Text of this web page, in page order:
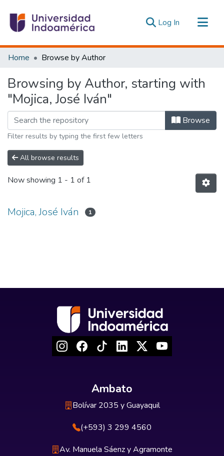
Log In (current)
Communities & Collections
Estadísticas Externas
Home Browse by Author
Browsing by Author, starting with
"Mojica, José Iván"
Browse
Filter results by typing the first few letters
All browse results
Now showing 1 - 1 of 1
Mojica, José Iván 1
Ambato
Bolívar 2035 y Guayaquil
(+593) 3 299 4560
Av. Manuela Sáenz y Agramonte